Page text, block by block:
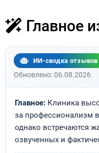
Главное
ИИ-сводка отзывов
Обновлено: 06.08.2026
Главное: Клиника
за профессионализм
однако встречаются
озвученных и